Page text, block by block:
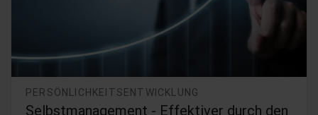
PERSÖNLICHKEITSENTWICKLUNG
Selbstmanagement - Effektiver durch den